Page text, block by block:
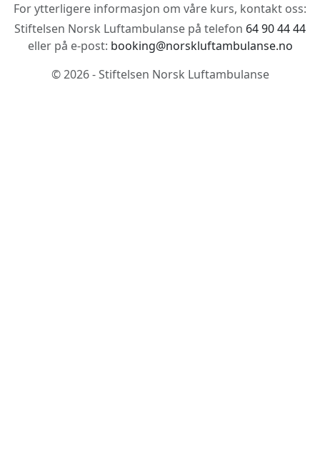
For ytterligere informasjon om våre kurs, kontakt oss:
Stiftelsen Norsk Luftambulanse på telefon 64 90 44 44
eller på e-post: booking@norskluftambulanse.no
© 2026 - Stiftelsen Norsk Luftambulanse